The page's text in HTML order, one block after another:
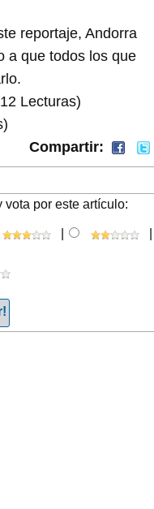
reportaje, Andorra
a que todos los que
Lecturas)
Compartir:
vota por este artículo: